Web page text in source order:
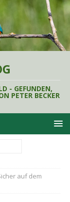
- GEFUNDEN,
PETER BECKER
auf dem